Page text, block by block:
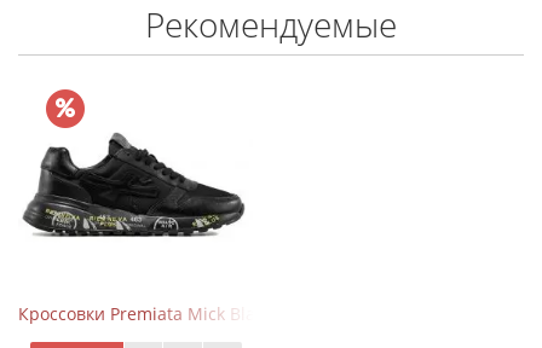
Рекомендуемые
Кроссовки Premiata Mick Black